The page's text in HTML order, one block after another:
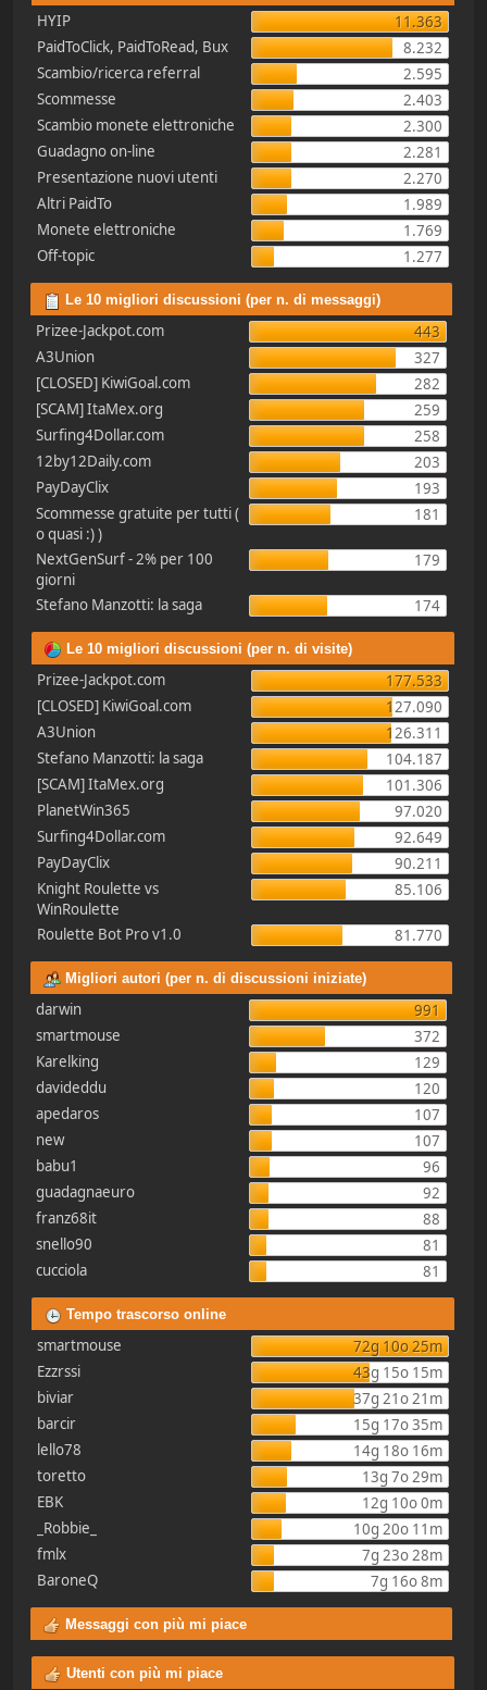
HYIP
11.363
PaidToClick, PaidToRead, Bux
8.232
Scambio/ricerca referral
2.595
Scommesse
2.403
Scambio monete elettroniche
2.300
Guadagno on-line
2.281
Presentazione nuovi utenti
2.270
Altri PaidTo
1.989
Monete elettroniche
1.769
Off-topic
1.277
Le 10 migliori discussioni (per n. di messaggi)
Prizee-Jackpot.com
443
A3Union
327
[CLOSED] KiwiGoal.com
282
[SCAM] ItaMex.org
259
Surfing4Dollar.com
258
12by12Daily.com
203
PayDayClix
193
Scommesse gratuite per tutti (
o quasi :) )
181
NextGenSurf - 2% per 100
giorni
179
Stefano Manzotti: la saga 174
Le 10 migliori discussioni (per n. di visite)
Prizee-Jackpot.com
177.533
[CLOSED] KiwiGoal.com
127.090
A3Union
126.311
Stefano Manzotti: la saga
104.187
[SCAM] ItaMex.org
101.306
PlanetWin365
97.020
Surfing4Dollar.com
92.649
PayDayClix
90.211
Knight Roulette vs
WinRoulette
85.106
Roulette Bot Pro v1.0 81.770
Migliori autori (per n. di discussioni iniziate)
darwin
991
smartmouse
372
Karelking
129
davideddu
120
apedaros
107
new
107
babu1
96
guadagnaeuro
92
franz68it
88
snello90
81
cucciola
81
Tempo trascorso online
smartmouse
72g 10o 25m
Ezzrssi
43g 15o 15m
biviar
37g 21o 21m
barcir
15g 17o 35m
lello78
14g 18o 16m
toretto
13g 7o 29m
EBK
12g 10o 0m
_Robbie_
10g 20o 11m
fmlx
7g 23o 28m
BaroneQ
7g 16o 8m
Messaggi con più mi piace
Utenti con più mi piace